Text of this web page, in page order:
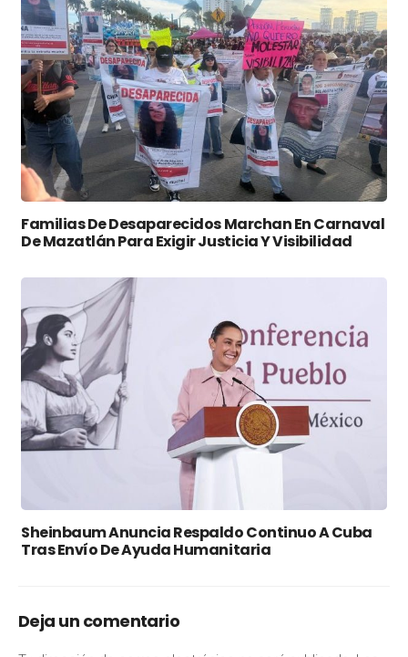
Familias De Desaparecidos Marchan En Carnaval
De Mazatlán Para Exigir Justicia Y Visibilidad
Sheinbaum Anuncia Respaldo Continuo A Cuba
Tras Envío De Ayuda Humanitaria
Deja un comentario